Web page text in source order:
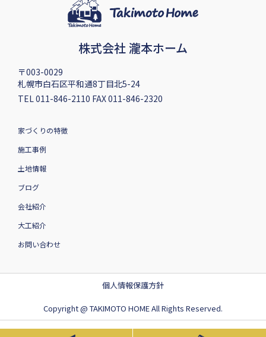
株式会社 瀧本ホーム
〒003-0029
札幌市白石区平和通8丁目北5-24
TEL 011-846-2110 FAX 011-846-2320
家づくりの特徴
施工事例
土地情報
ブログ
会社紹介
大工紹介
お問い合わせ
個人情報保護方針
Copyright @ TAKIMOTO HOME All Rights Reserved.